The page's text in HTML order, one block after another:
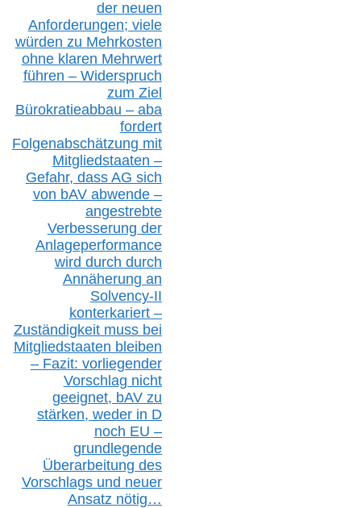
der neuen
Anforderungen; viele
würden zu Mehrkosten
ohne klaren Mehrwert
führen – Widerspruch
zum Ziel
Bürokratieabbau – aba
fordert
Folgenabschätzung mit
Mitgliedstaaten –
Gefahr, dass AG sich
von bAV abwende –
angestrebte
Verbesserung der
Anlageperformance
wird durch durch
Annäherung an
Solvency-II
konterkariert –
Zuständigkeit muss bei
Mitgliedstaaten bleiben
– Fazit: vorliegender
Vorschlag nicht
geeignet, bAVzu
stärken, weder in D
noch EU –
grundlegende
Überarbeitung des
Vorschlags und neuer
Ansatz nötig…